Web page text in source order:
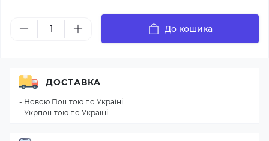
До кошика
ДОСТАВКА
- Новою Поштою по Україні
- Укрпоштою по Україні